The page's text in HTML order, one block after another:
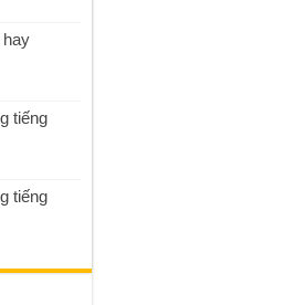
tiếng
tiếng